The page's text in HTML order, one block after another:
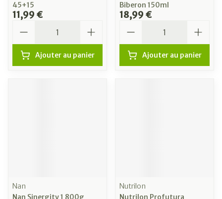
45+15
11,99 €
Ajouter au panier
Biberon 150ml
18,99 €
Ajouter au panier
Nan
Nan Sinergity 1 800g
Nutrilon
Nutrilon Profutura